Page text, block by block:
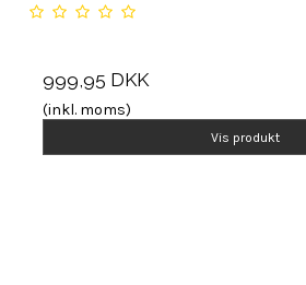
999,95 DKK
(inkl. moms)
Vis produkt